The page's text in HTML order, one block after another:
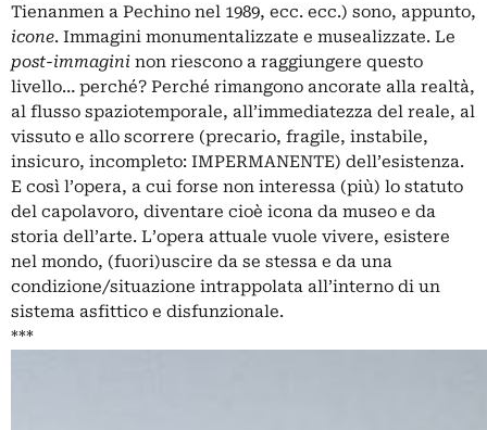
Tienanmen a Pechino nel 1989, ecc. ecc.) sono, appunto,
icone. Immagini monumentalizzate e musealizzate. Le
post-immagini non riescono a raggiungere questo
livello… perché? Perché rimangono ancorate alla realtà,
al flusso spaziotemporale, all’immediatezza del reale, al
vissuto e allo scorrere (precario, fragile, instabile,
insicuro, incompleto: IMPERMANENTE) dell’esistenza.
E così l’opera, a cui forse non interessa (più) lo statuto
del capolavoro, diventare cioè icona da museo e da
storia dell’arte. L’opera attuale vuole vivere, esistere
nel mondo, (fuori)uscire da se stessa e da una
condizione/situazione intrappolata all’interno di un
sistema asfittico e disfunzionale.
***